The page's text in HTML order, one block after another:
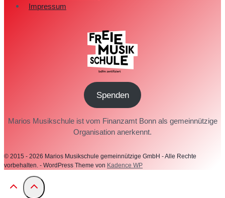
Impressum
Spenden
Marios Musikschule ist vom Finanzamt Bonn als gemeinnützige
Organisation anerkennt.
© 2015 - 2026 Marios Musikschule gemeinnützige GmbH - Alle Rechte
vorbehalten. - WordPress Theme von Kadence WP